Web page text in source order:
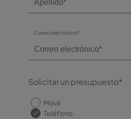
Correo electrónico*
Solicitar un presupuesto*
Móvil
Teléfono